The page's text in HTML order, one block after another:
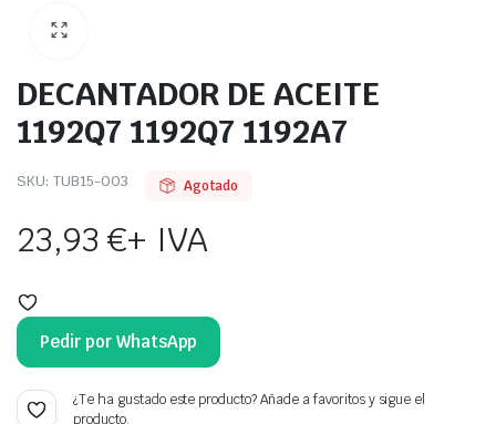
DECANTADOR DE ACEITE
1192Q7 1192Q7 1192A7
SKU: TUB15-003 Agotado
23,93€+ IVA
Pedir por WhatsApp
¿Te ha gustado este producto? Añade a favoritos y sigue el
producto.